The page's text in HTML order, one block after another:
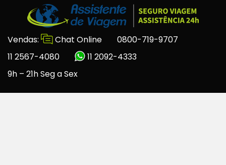
Vendas: Chat Online
0800-719-9707
11 2567-4080
11 2092-4333
9h – 21h Seg a Sex